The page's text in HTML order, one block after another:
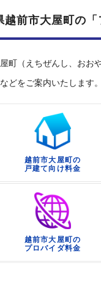
越前市大屋町の
町（えちぜんし、おお
どをご案内いたします。
越前市大屋町の
戸建て向け料金
越前市大屋町の
プロバイダ料金